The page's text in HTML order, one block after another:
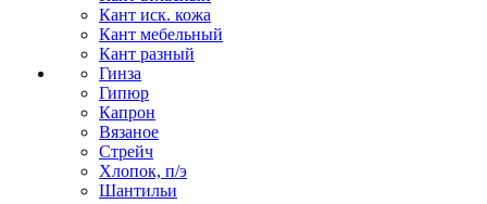
Кант иск. кожа
Кант мебельный
Кант разный
Гинза
Гипюр
Капрон
Вязаное
Стрейч
Хлопок, п/э
Шантильи